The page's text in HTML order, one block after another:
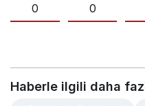
0 0
Haberle ilgili daha